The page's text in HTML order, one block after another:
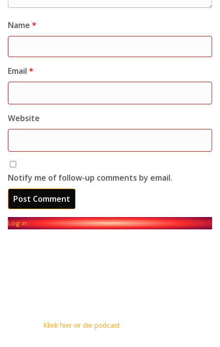
Name *
Email *
Website
Notify me of follow-up comments by email.
Log in
Kliek hier vir die podcast